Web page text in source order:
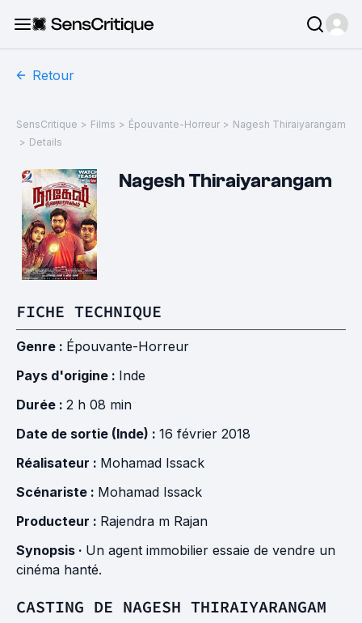
Retour
SensCritique > Films > Épouvante-Horreur > Nagesh Thiraiyarangam
> Details
Nagesh Thiraiyarangam
FICHE TECHNIQUE
Genre : Épouvante-Horreur
Pays d'origine : Inde
Durée : 2 h 08 min
Date de sortie (Inde) : 16 février 2018
Réalisateur : Mohamad Issack
Scénariste : Mohamad Issack
Producteur : Rajendra m Rajan
Synopsis · Un agent immobilier essaie de vendre un
cinéma hanté.
CASTING DE NAGESH THIRAIYARANGAM